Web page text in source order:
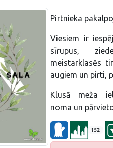
Pirtnieka
Viesiem ir
sīrupus,
meistarklasēs
augiem un pirti,
Klusā meža
noma un
152